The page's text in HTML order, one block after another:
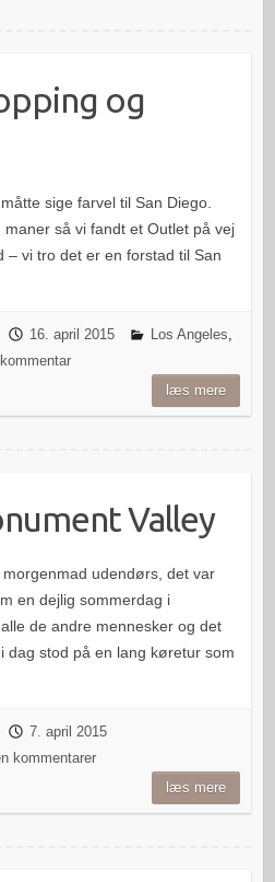
og
sige farvel til San Diego.
så vi fandt et Outlet på vej
– vi tro det er en forstad til San
16. april 2015 Los Angeles
læs mere
Valley
udendørs, det var
en dejlig sommerdag i
de andre mennesker og det
dag stod på en lang køretur som
7. april 2015
kommentarer
læs mere